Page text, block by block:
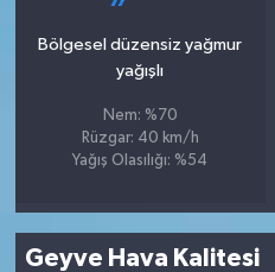
Bölgesel düzensiz yağmur
yağışlı
Nem: %70
Rüzgar: 40 km/h
Yağış Olasılığı: %54
Geyve Hava Kalitesi